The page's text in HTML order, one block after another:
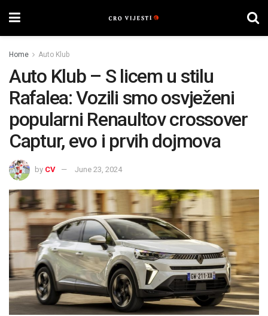
Home Auto Klub
Auto Klub – S licem u stilu
Rafalea: Vozili smo osvježeni
popularni Renaultov crossover
Captur, evo i prvih dojmova
by CV June 23, 2024